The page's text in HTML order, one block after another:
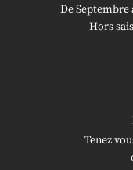
De Septembre
Hors
Tenez